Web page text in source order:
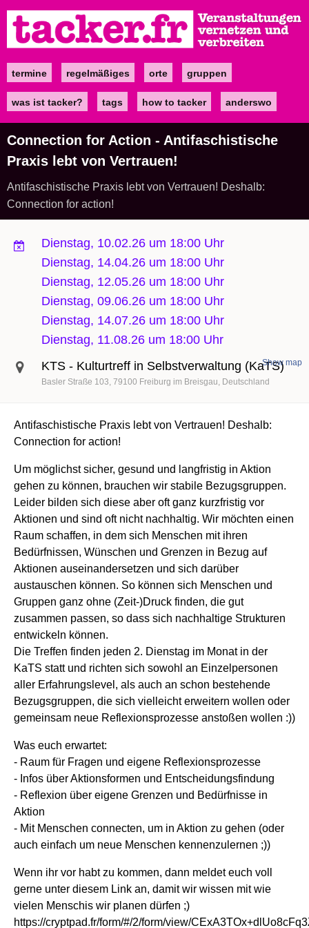
zum
Inhalt
Maintermine regelmäßiges orte gruppen
was ist tacker? tags how to tacker anderswo
Connection for Action - Antifaschistische
Praxis lebt von Vertrauen!
Antifaschistische Praxis lebt von Vertrauen! Deshalb:
Connection for action!
Dienstag, 10.02.26 um 18:00 Uhr
Dienstag, 14.04.26 um 18:00 Uhr
Dienstag, 12.05.26 um 18:00 Uhr
Dienstag, 09.06.26 um 18:00 Uhr
Dienstag, 14.07.26 um 18:00 Uhr
Dienstag, 11.08.26 um 18:00 Uhr
KTS - Kulturtreff in Selbstverwaltung (KaTS)
Basler Straße 103 79100 Freiburg im Breisgau Deutschland
Show map
Antifaschistische Praxis lebt von Vertrauen! Deshalb:
Connection for action!
Um möglichst sicher, gesund und langfristig in Aktion
gehen zu können, brauchen wir stabile Bezugsgruppen.
Leider bilden sich diese aber oft ganz kurzfristig vor
Aktionen und sind oft nicht nachhaltig. Wir möchten einen
Raum schaffen, in dem sich Menschen mit ihren
Bedürfnissen, Wünschen und Grenzen in Bezug auf
Aktionen auseinandersetzen und sich darüber
austauschen können. So können sich Menschen und
Gruppen ganz ohne (Zeit-)Druck finden, die gut
zusammen passen, so dass sich nachhaltige Strukturen
entwickeln können.
Die Treffen finden jeden 2. Dienstag im Monat in der
KaTS statt und richten sich sowohl an Einzelpersonen
aller Erfahrungslevel, als auch an schon bestehende
Bezugsgruppen, die sich vielleicht erweitern wollen oder
gemeinsam neue Reflexionsprozesse anstoßen wollen :))
Was euch erwartet:
- Raum für Fragen und eigene Reflexionsprozesse
- Infos über Aktionsformen und Entscheidungsfindung
- Reflexion über eigene Grenzen und Bedürfnisse in
Aktion
- Mit Menschen connecten, um in Aktion zu gehen (oder
auch einfach um neue Menschen kennenzulernen ;))
Wenn ihr vor habt zu kommen, dann meldet euch voll
gerne unter diesem Link an, damit wir wissen mit wie
vielen Menschis wir planen dürfen ;)
https://cryptpad.fr/form/#/2/form/view/